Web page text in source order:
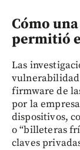
Cómo
permitió
Las
vulnerabilidad
firmware de
por la
dispositivos,
o “billeteras
claves